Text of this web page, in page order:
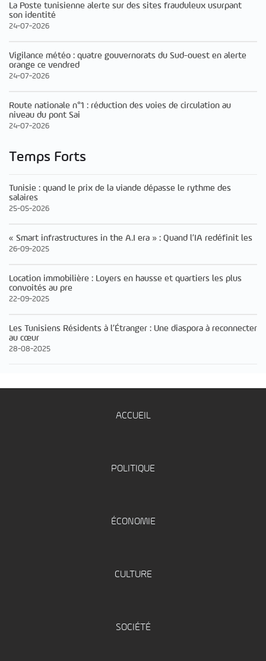
La Poste tunisienne alerte sur des sites frauduleux usurpant
son identité
24-07-2026
Vigilance météo : quatre gouvernorats du Sud-ouest en alerte
orange ce vendred
24-07-2026
Route nationale n°1 : réduction des voies de circulation au
niveau du pont Sai
24-07-2026
Temps Forts
Tunisie : quand le prix de la viande dépasse le rythme des
salaires
25-05-2026
« Smart infrastructures in the A.I era » : Quand l’IA redéfinit les
26-09-2025
Location immobilière : Loyers en hausse et quartiers les plus
convoités au pre
22-09-2025
Les Tunisiens Résidents à l’Étranger : Une diaspora à reconnecter
au cœur
28-08-2025
ACCUEIL
POLITIQUE
ÉCONOMIE
CULTURE
SOCIÉTÉ